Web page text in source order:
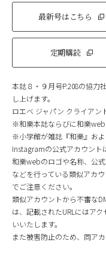
最新号はこちら
定期購読
本誌８・９月号P.208の協力
し上げます。
ロエベ ジャパン クライアン
※和樂本誌ならびに和樂
※小学館が雑誌『和樂』お
Instagramの公式アカウント
和樂webのロゴや名称、公
などを行っている類似アカ
でご注意ください。
類似アカウントから不審な
は、記載されたURLにはア
いいたします。
また被害防止のため、同ア